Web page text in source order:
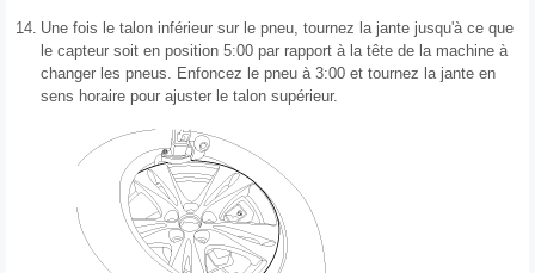
14. Une fois le talon inférieur sur le pneu, tournez la jante jusqu'à ce que
le capteur soit en position 5:00 par rapport à la tête de la machine à
changer les pneus. Enfoncez le pneu à 3:00 et tournez la jante en
sens horaire pour ajuster le talon supérieur.